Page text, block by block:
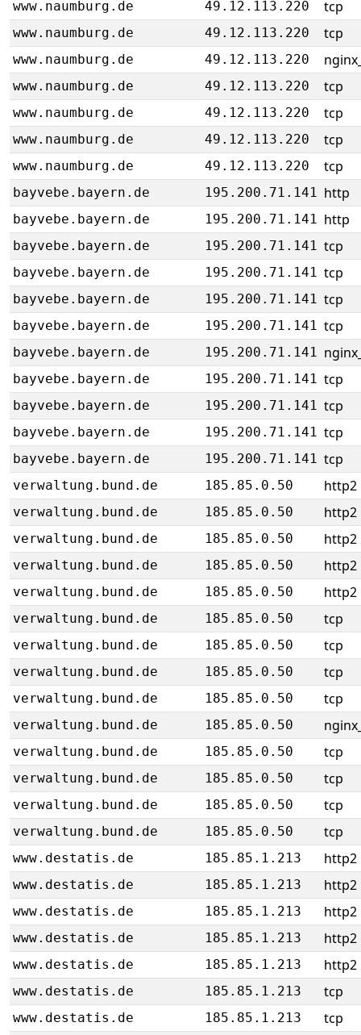
www.naumburg.de 49.12.113.220 tcp
www.naumburg.de 49.12.113.220 tcp
www.naumburg.de 49.12.113.220
www.naumburg.de 49.12.113.220 tcp
www.naumburg.de 49.12.113.220 tcp
www.naumburg.de 49.12.113.220 tcp
www.naumburg.de 49.12.113.220 tcp
bayvebe.bayern.de 195.200.71.141 http
bayvebe.bayern.de 195.200.71.141 http
bayvebe.bayern.de 195.200.71.141 tcp
bayvebe.bayern.de 195.200.71.141 tcp
bayvebe.bayern.de 195.200.71.141 tcp
bayvebe.bayern.de 195.200.71.141 tcp
bayvebe.bayern.de 195.200.71.141
bayvebe.bayern.de 195.200.71.141 tcp
bayvebe.bayern.de 195.200.71.141 tcp
bayvebe.bayern.de 195.200.71.141 tcp
bayvebe.bayern.de 195.200.71.141 tcp
verwaltung.bund.de 185.85.0.50 http2
verwaltung.bund.de 185.85.0.50 http2
verwaltung.bund.de 185.85.0.50 http2
verwaltung.bund.de 185.85.0.50 http2
verwaltung.bund.de 185.85.0.50 http2
verwaltung.bund.de 185.85.0.50 tcp
verwaltung.bund.de 185.85.0.50 tcp
verwaltung.bund.de 185.85.0.50 tcp
verwaltung.bund.de 185.85.0.50 tcp
verwaltung.bund.de 185.85.0.50
verwaltung.bund.de 185.85.0.50 tcp
verwaltung.bund.de 185.85.0.50 tcp
verwaltung.bund.de 185.85.0.50 tcp
verwaltung.bund.de 185.85.0.50 tcp
www.destatis.de 185.85.1.213 http2
www.destatis.de 185.85.1.213 http2
www.destatis.de 185.85.1.213 http2
www.destatis.de 185.85.1.213 http2
www.destatis.de 185.85.1.213 http2
www.destatis.de 185.85.1.213 tcp
www.destatis.de 185.85.1.213 tcp